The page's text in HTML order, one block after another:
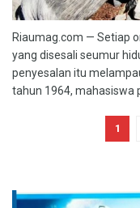
Riaumag.com — Setiap
yang disesali seumur
penyesalan itu
tahun 1964, mahasiswa
1